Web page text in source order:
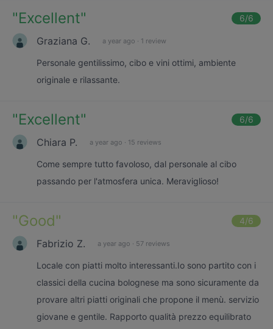
"Excellent" 6/6
Graziana G. a year ago · 1 review
Personale gentilissimo, cibo e vini ottimi, ambiente
originale e rilassante.
"Excellent" 6/6
Chiara P. a year ago · 15 reviews
Come sempre tutto favoloso, dal personale al cibo
passando per l'atmosfera unica. Meraviglioso!
"Good" 4/6
Fabrizio Z. a year ago · 57 reviews
Locale con piatti molto interessanti.Io sono partito con i
classici della cucina bolognese ma sono sicuramente da
provare altri piatti originali che propone il menù. servizio
giovane e gentile. Rapporto qualità prezzo equilibrato